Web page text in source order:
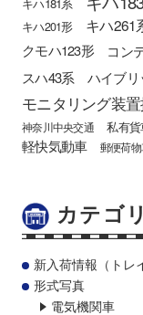
キハ181系
キハ201形
キハ261
クモハ123形
コン
スハ43系 ハイブ
モニタリング装
神奈川中央交通 私有
軽快気動車 郵便荷
カテゴ
新入荷情報（トレ
形式写真
電気機関車